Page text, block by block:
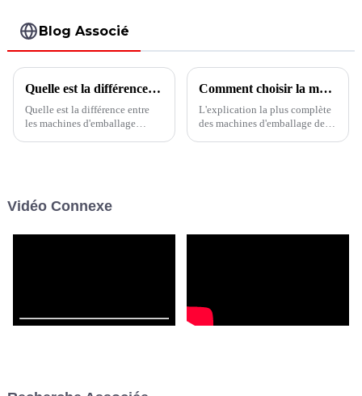
Blog Associé
Quelle est la différence entre les machines d’emballage verticales et horizontales ?
Quelle est la différence entre
les machines d'emballage
Comment choisir la machine de remplissage et de conditionnement de sacs horizontaux
L'explication la plus complète
des machines d'emballage de
Vidéo Connexe